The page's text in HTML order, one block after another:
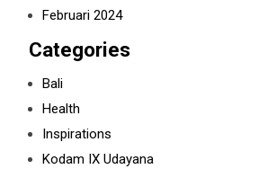
Februari 2024
Categories
Bali
Health
Inspirations
Kodam IX Udayana